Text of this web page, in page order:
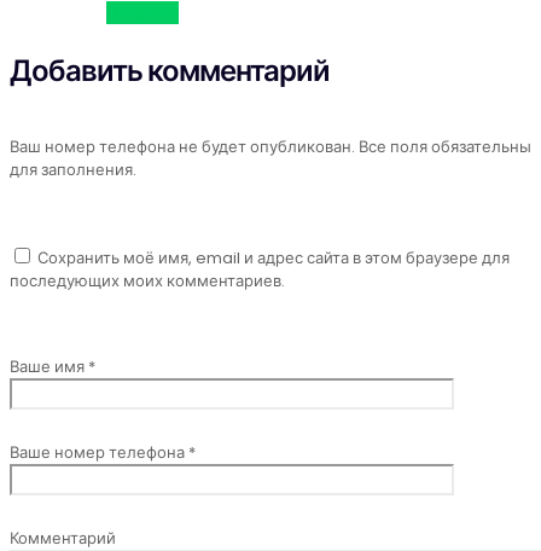
Добавить комментарий
Ваш номер телефона не будет опубликован. Все поля обязательны
для заполнения.
Комментарий
Ваше имя *
Сохранить моё имя, email и адрес сайта в этом браузере для
последующих моих комментариев.
Ваше номер телефона *